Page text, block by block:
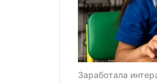
Заработала